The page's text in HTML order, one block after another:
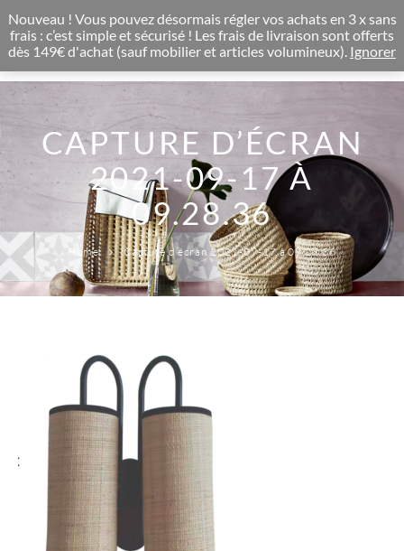
0
CAPTURE D’ÉCRAN
2021-09-17 À
09.28.36
Home Capture d’écran 2021-09-17 à 09.28.36
Nouveau ! Vous pouvez désormais régler vos achats en 3 x sans
frais : c’est simple et sécurisé ! Les frais de livraison sont offerts
dès 149€ d'achat (sauf mobilier et articles volumineux). Ignorer